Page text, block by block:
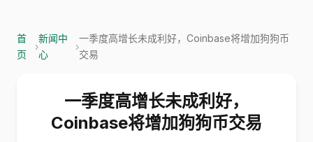
首
页
›
新闻中
心
›
一季度高增长未成利好，Coinbase将增加狗狗币
交易
一季度高增长未成利好，
Coinbase将增加狗狗币交易